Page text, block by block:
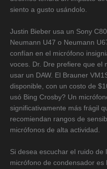
siento a gusto usándolo.
Justin Bieber usa un Sony
Neumann U47 o Neumann
confían en el micrófono
voces. Dr. Dre prefiere que el
usar un DAW. El Brauner
disponible, con un costo de
usó Bing Crosby? Un
significativamente más frágil
recomiendan rangos de
micrófonos de alta actividad.
Si desea escuchar el ruido
micrófono de condensador